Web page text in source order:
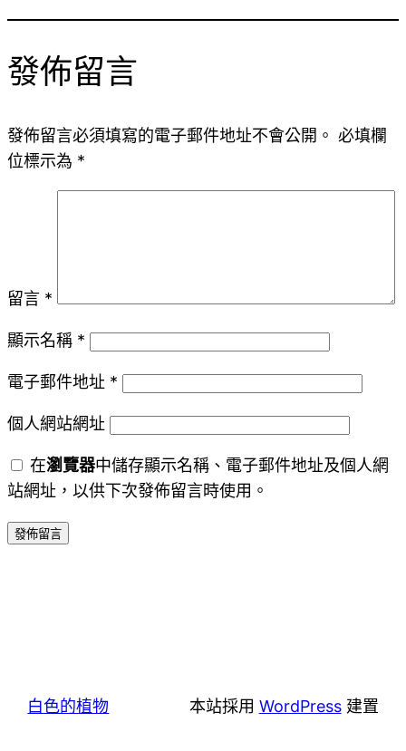
發佈留言
發佈留言必須填寫的電子郵件地址不會公開。 必填欄
位標示為 *
留言 *
顯示名稱 *
電子郵件地址 *
個人網站網址
在瀏覽器中儲存顯示名稱、電子郵件地址及個人網
站網址，以供下次發佈留言時使用。
白色的植物 本站採用 WordPress建置